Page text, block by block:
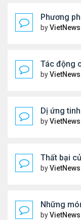
Phương
byVietNews
Tác động
byVietNews
Dị ứng
byVietNews
Thất bại
byVietNews
Những
byVietNews